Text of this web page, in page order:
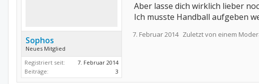
Sophos
Neues Mitglied
Registriert seit:
7. Februar 2014
Beiträge:
3
Aber lasse dich wirklich lieber
Ich musste Handball aufgeben
7. Februar 2014 Zuletzt von einem